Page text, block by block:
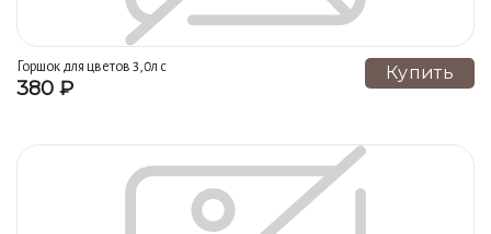
Горшок для цветов 3,0л с
поддоном №015 1 сорт
380 ₽
Купить